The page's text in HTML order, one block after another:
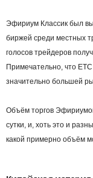
Эфириум Классик был
биржей среди местных
голосов трейдеров
Примечательно, что
значительно большей
Объём торгов
сутки, и, хоть это и
какой примерно объём